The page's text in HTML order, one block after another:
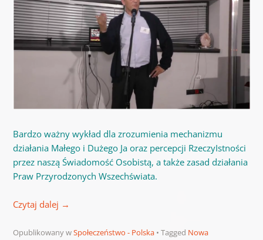
Bardzo ważny wykład dla zrozumienia mechanizmu
działania Małego i Dużego Ja oraz percepcji RzeczyIstności
przez naszą Świadomość Osobistą, a także zasad działania
Praw Przyrodzonych Wszechświata.
Czytaj dalej →
Opublikowany wSpołeczeństwo - Polska Tagged Nowa